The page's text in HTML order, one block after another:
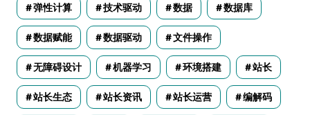
弹性计算 技术驱动 数据 数据库
数据赋能 数据驱动 文件操作
无障碍设计 机器学习 环境搭建 站长
站长生态 站长资讯 站长运营 编解码